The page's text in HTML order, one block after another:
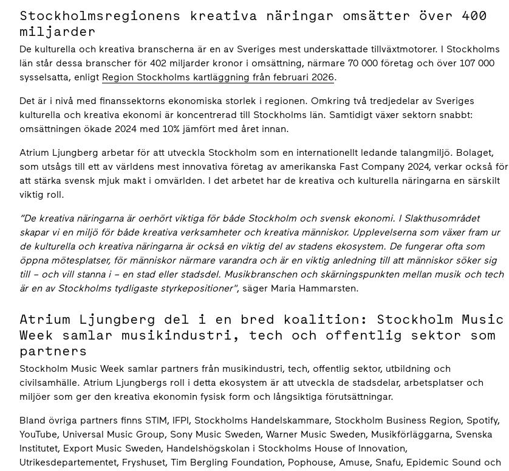
Stockholmsregionens kreativa näringar omsätter över 400
miljarder
De kulturella och kreativa branscherna är en av Sveriges mest underskattade tillväxtmotorer. I Stockholms
län står dessa branscher för 402 miljarder kronor i omsättning, närmare 70 000 företag och över 107 000
sysselsatta, enligt Region Stockholms kartläggning från februari 2026.
Det är i nivå med finanssektorns ekonomiska storlek i regionen. Omkring två tredjedelar av Sveriges
kulturella och kreativa ekonomi är koncentrerad till Stockholms län. Samtidigt växer sektorn snabbt:
omsättningen ökade 2024 med 10% jämfört med året innan.
Atrium Ljungberg arbetar för att utveckla Stockholm som en internationellt ledande talangmiljö. Bolaget,
som utsågs till ett av världens mest innovativa företag av amerikanska Fast Company 2024, verkar också för
att stärka svensk mjuk makt i omvärlden. I det arbetet har de kreativa och kulturella näringarna en särskilt
viktig roll.
“De kreativa näringarna är oerhört viktiga för både Stockholm och svensk ekonomi. I Slakthusområdet
skapar vi en miljö för både kreativa verksamheter och kreativa människor. Upplevelserna som växer fram ur
de kulturella och kreativa näringarna är också en viktig del av stadens ekosystem. De fungerar ofta som
öppna mötesplatser, för människor närmare varandra och är en viktig anledning till att människor söker sig
till – och vill stanna i – en stad eller stadsdel. Musikbranschen och skärningspunkten mellan musik och tech
är en av Stockholms tydligaste styrkepositioner", säger Maria Hammarsten.
Atrium Ljungberg del i en bred koalition: Stockholm Music
Week samlar musikindustri, tech och offentlig sektor som
partners
Stockholm Music Week samlar partners från musikindustri, tech, offentlig sektor, utbildning och
civilsamhälle. Atrium Ljungbergs roll i detta ekosystem är att utveckla de stadsdelar, arbetsplatser och
miljöer som ger den kreativa ekonomin fysisk form och långsiktiga förutsättningar.
Bland övriga partners finns STIM, IFPI, Stockholms Handelskammare, Stockholm Business Region, Spotify,
YouTube, Universal Music Group, Sony Music Sweden, Warner Music Sweden, Musikförläggarna, Svenska
Institutet, Export Music Sweden, Handelshögskolan i Stockholms House of Innovation,
Utrikesdepartementet, Fryshuset, Tim Bergling Foundation, Pophouse, Amuse, Snafu, Epidemic Sound och